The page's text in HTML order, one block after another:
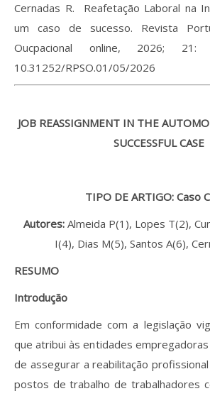
Formação
Bolsa de
procura)
Sugestões para
Artigos recentes
Revistas
Informações
Estatísticas da
Cernadas R. Reafetação Laboral na
um caso de sucesso. Revista
Oucpacional online, 2026; 21:
10.31252/RPSO.01/05/2026
JOB REASSIGNMENT IN THE
SUCCESSFUL CASE
TIPO DE ARTIGO: Caso
Autores: Almeida P(1), Lopes T(2),
I(4), Dias M(5), Santos A(6),
RESUMO
Introdução
Em conformidade com a legislação
que atribui às entidades
de assegurar a reabilitação
postos de trabalho de trabalhadores